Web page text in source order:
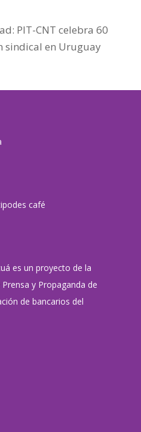
PIT-CNT celebra 60
sindical en Uruguay
café
es un proyecto de la
y Propaganda de
de bancarios del